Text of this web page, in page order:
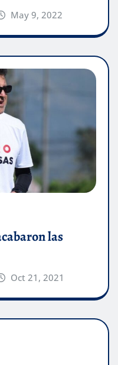
May 9, 2022
las
Oct 21, 2021